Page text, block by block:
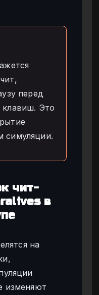
перед
клавиш. Это
симуляции.
чит-
в
на
изменяют